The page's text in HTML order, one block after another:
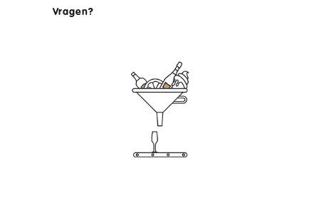
Vragen?